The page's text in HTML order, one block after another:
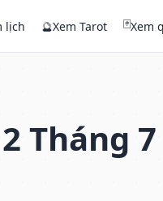
lịch 🔮Xem Tarot 🃏Xem
Tháng